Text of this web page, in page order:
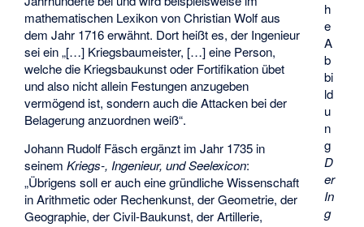
h
e
A
b
bi
ld
u
n
g
D
er
In
g
mathematischen Lexikon von Christian Wolf aus
dem Jahr 1716 erwähnt. Dort heißt es, der Ingenieur
sei ein „[…] Kriegsbaumeister, […] eine Person,
welche die Kriegsbaukunst oder Fortifikation übet
und also nicht allein Festungen anzugeben
vermögend ist, sondern auch die Attacken bei der
Belagerung anzuordnen weiß“.
Johann Rudolf Fäschergänzt im Jahr 1735 in
seinemKriegs-, Ingenieur, und Seelexicon:
„Übrigens soll er auch eine gründliche Wissenschaft
in Arithmetic oder Rechenkunst, der Geometrie, der
Geographie, der Civil-Baukunst, der Artillerie,